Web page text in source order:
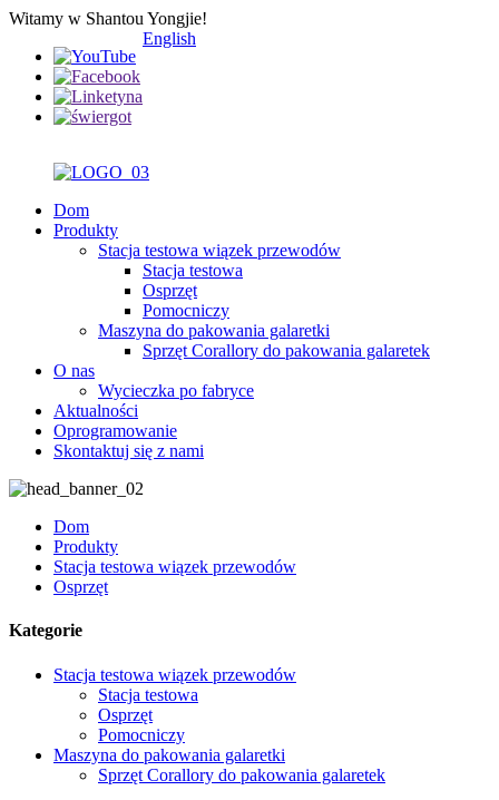
Witamy w Shantou Yongjie!
English
Dom
Produkty
Stacja testowa wiązek przewodów
Stacja testowa
Osprzęt
Pomocniczy
Maszyna do pakowania galaretki
Sprzęt Corallory do pakowania galaretek
O nas
Wycieczka po fabryce
Aktualności
Oprogramowanie
Skontaktuj się z nami
Dom
Produkty
Stacja testowa wiązek przewodów
Osprzęt
Kategorie
Stacja testowa wiązek przewodów
Stacja testowa
Osprzęt
Pomocniczy
Maszyna do pakowania galaretki
Sprzęt Corallory do pakowania galaretek